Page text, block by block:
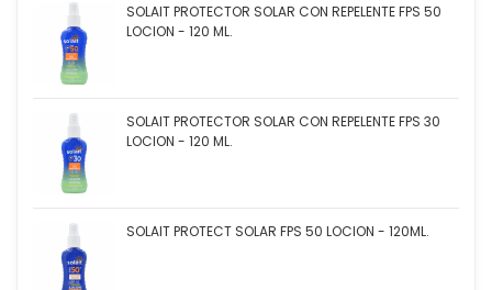
SOLAIT PROTECTOR SOLAR CON REPELENTE FPS 50
LOCION - 120 ML.
SOLAIT PROTECTOR SOLAR CON REPELENTE FPS 30
LOCION - 120 ML.
SOLAIT PROTECT SOLAR FPS 50 LOCION - 120ML.